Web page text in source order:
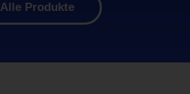
Alle Produkte